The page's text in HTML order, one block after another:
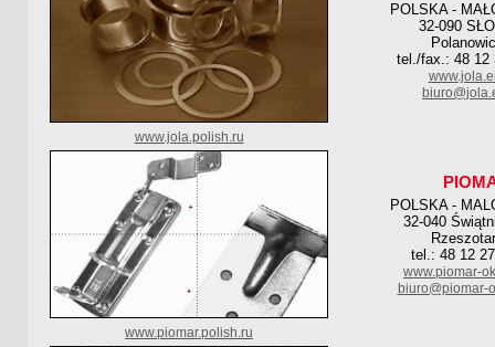
POLSKA -
32-090
tel./fax.: 48 12
www.jola.polish.ru
POLSKA -
32-040
tel.: 48 12
www.piomar-
biuro@piomar-
www.piomar.polish.ru